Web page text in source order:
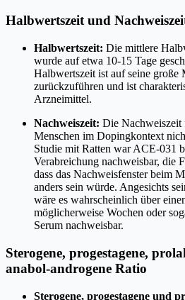
Halbwertszeit und
Halbwertszeit: Die mittlere
wurde auf etwa 10-15 Tage
Halbwertszeit ist auf seine große
zurückzuführen und ist
Arzneimittel.
Nachweiszeit: Die
Menschen im Dopingkontext
Studie mit Ratten war ACE-031
Verabreichung nachweisbar, die
dass das Nachweisfenster beim
anders sein würde. Angesichts
wäre es wahrscheinlich über
möglicherweise Wochen oder
Serum nachweisbar.
Sterogene, progestagene,
anabol-androgene Ratio
Sterogene, progestagene und